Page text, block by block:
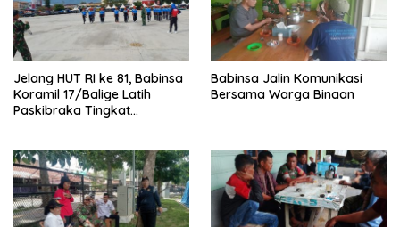
Jelang HUT RI ke 81, Babinsa
Koramil 17/Balige Latih
Paskibraka Tingkat
Babinsa Jalin Komunikasi
Bersama Warga Binaan